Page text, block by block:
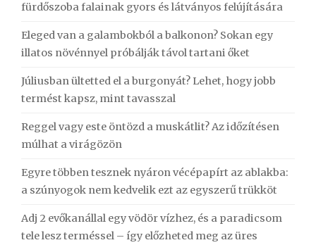
fürdőszoba falainak gyors és látványos felújítására
Eleged van a galambokból a balkonon? Sokan egy
illatos növénnyel próbálják távol tartani őket
Júliusban ültetted el a burgonyát? Lehet, hogy jobb
termést kapsz, mint tavasszal
Reggel vagy este öntözd a muskátlit? Az időzítésen
múlhat a virágözön
Egyre többen tesznek nyáron vécépapírt az ablakba:
a szúnyogok nem kedvelik ezt az egyszerű trükköt
Adj 2 evőkanállal egy vödör vízhez, és a paradicsom
tele lesz terméssel – így előzheted meg az üres